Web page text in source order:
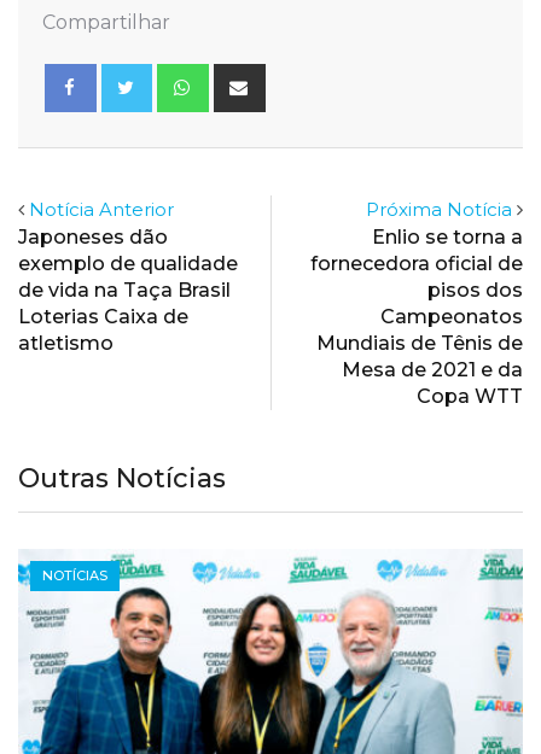
Compartilhar
Whatsapp
Notícia Anterior
Japoneses dão
exemplo de qualidade
de vida na Taça Brasil
Loterias Caixa de
atletismo
Próxima Notícia
Enlio se torna a
fornecedora oficial de
pisos dos
Campeonatos
Mundiais de Tênis de
Mesa de 2021 e da
Copa WTT
Outras Notícias
NOTÍCIAS